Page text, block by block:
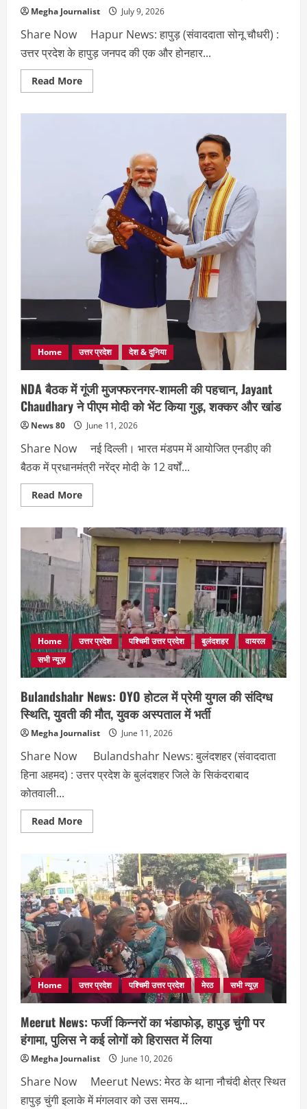
Megha Journalist July 9, 2026
Share Now Hapur News: हापुड़ (संवाददाता सोनू चौधरी) :
उत्तर प्रदेश के हापुड़ जनपद की एक और होनहार...
Read MoreRead
more
अंतरराष्ट्रीय
चैंपियनशिप
किया
शानदार
प्रदर्शन
Home उत्तर प्रदेश देश & दुनिया
NDA बैठक में गूंजी मुजफ्फरनगर-शामली की पहचान, Jayant
Chaudhary ने पीएम मोदी को भेंट किया गुड़, शक्कर और खांड
News 80 June 11, 2026
Share Now नई दिल्ली। भारत मंडपम में आयोजित एनडीए की
बैठक में प्रधानमंत्री नरेंद्र मोदी के 12 वर्षों...
Read MoreRead
more
बैठक
में
गूंजी
मुजफ्फरनगर-
शामली
पहचान,
Jayant
Chaudhary
ने
पीएम
मोदी
को
भेंट
किया
गुड़,
और
खांड
Home उत्तर प्रदेश पश्चिमी उत्तर प्रदेश बुलंदशहर
वायरल
सभी न्यूज़
Bulandshahr News: OYO होटल में प्रेमी युगल की संदिग्ध
स्थिति, युवती की मौत, युवक अस्पताल में भर्ती
Megha Journalist June 11, 2026
Share Now Bulandshahr News: बुलंदशहर (संवाददाता
हिना अहमद) : उत्तर प्रदेश के बुलंदशहर जिले के सिकंदराबाद
कोतवाली...
Read MoreRead
more
News:
होटल
में
प्रेमी
युगल
की
संदिग्ध
स्थिति,
युवती
की
मौत,
युवक
अस्पताल
में
भर्ती
Home उत्तर प्रदेश पश्चिमी उत्तर प्रदेश मेरठ सभी न्यूज़
Meerut News: फर्जी किन्नरों का भंडाफोड़, हापुड़ चुंगी पर
हंगामा, पुलिस ने कई लोगों को हिरासत में लिया
Megha Journalist June 10, 2026
Share Now Meerut News: मेरठ के थाना नौचंदी क्षेत्र स्थित
हापुड़ चुंगी इलाके में मंगलवार को उस समय...